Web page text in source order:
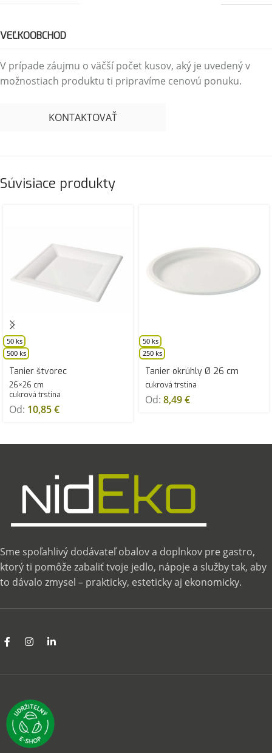
VEĽKOOBCHOD
V prípade záujmu o väčší počet kusov, aký je uvedený v
možnostiach produktu ti pripravíme cenovú ponuku.
KONTAKTOVAŤ
Súvisiace produkty
50 ks
500 ks
Tanier štvorec
26×26 cm
cukrová trstina
Od: 10,85€
50 ks
250 ks
Tanier okrúhly Ø 26 cm
cukrová trstina
Od: 8,49€
Sme spoľahlivý dodávateľ obalov a doplnkov pre gastro,
ktorý ti pomôže zabaliť tvoje jedlo, nápoje a služby tak, aby
to dávalo zmysel – prakticky, esteticky aj ekonomicky.